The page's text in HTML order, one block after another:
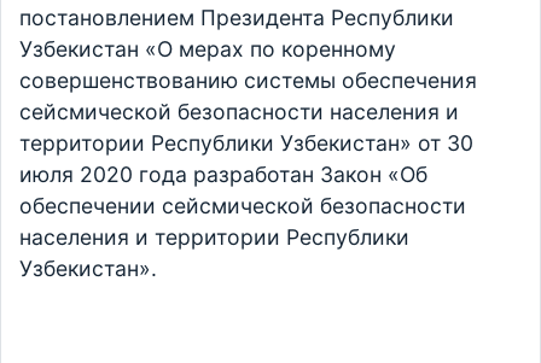
постановлением Президента Республики
Узбекистан «О мерах по коренному
совершенствованию системы обеспечения
сейсмической безопасности населения и
территории Республики Узбекистан» от 30
июля 2020 года разработан Закон «Об
обеспечении сейсмической безопасности
населения и территории Республики
Узбекистан».